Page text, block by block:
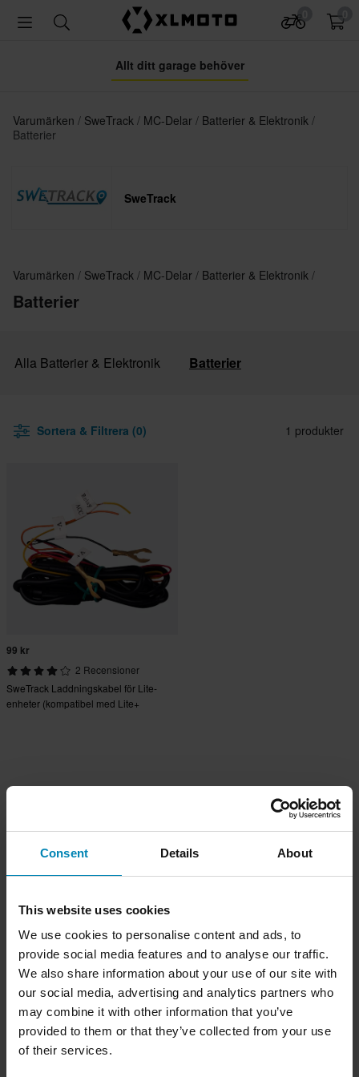
Consent Details About
This website uses cookies
We use cookies to personalise content and ads, to
provide social media features and to analyse our traffic.
We also share information about your use of our site with
our social media, advertising and analytics partners who
may combine it with other information that you’ve
provided to them or that they’ve collected from your use
of their services.
Allt ditt garage behöver
Varumärken SweTrack MC-Delar
Batterier & Elektronik
Batterier
SweTrack
Varumärken SweTrack MC-Delar Batterier & Elektronik
Batterier
Alla Batterier & Elektronik Batterier
Sortera & Filtrera (0) 1 produkter
99 kr
2 Recensioner
SweTrack Laddningskabel för Lite-
enheter (kompatibel med Lite+